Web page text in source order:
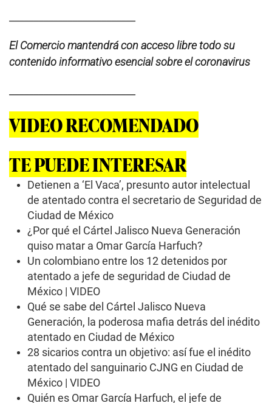
El Comercio mantendrá con acceso libre todo su
contenido informativo esencial sobre el coronavirus
VIDEO RECOMENDADO
TE PUEDE INTERESAR
Detienen a ‘El Vaca’, presunto autor intelectual
de atentado contra el secretario de Seguridad de
Ciudad de México
¿Por qué el Cártel Jalisco Nueva Generación
quiso matar a Omar García Harfuch?
Un colombiano entre los 12 detenidos por
atentado a jefe de seguridad de Ciudad de
México | VIDEO
Qué se sabe del Cártel Jalisco Nueva
Generación, la poderosa mafia detrás del inédito
atentado en Ciudad de México
28 sicarios contra un objetivo: así fue el inédito
atentado del sanguinario CJNG en Ciudad de
México | VIDEO
Quién es Omar García Harfuch, el jefe de